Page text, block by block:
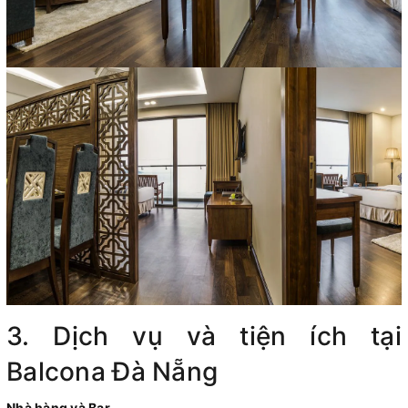
3. Dịch vụ và tiện ích tại
Balcona Đà Nẵng